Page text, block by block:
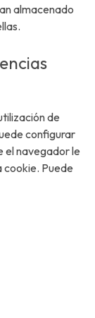
almacenado
de
configurar
el navegador le
cookie. Puede